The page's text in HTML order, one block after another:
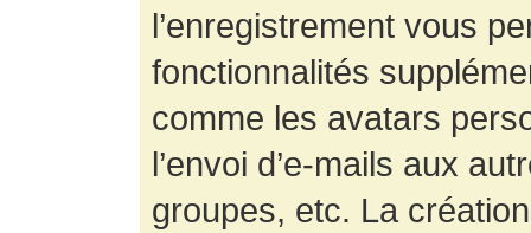
l’enregistrement vous
fonctionnalités
comme les avatars
l’envoi d’e-mails aux
groupes, etc. La